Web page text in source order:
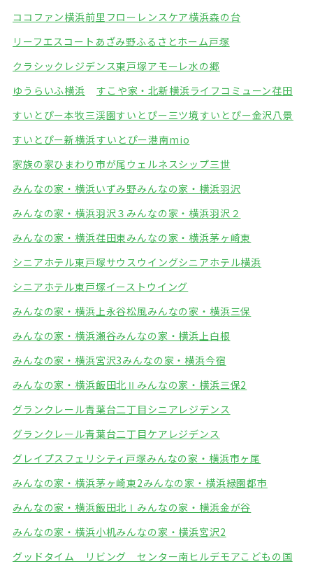
ココファン横浜前里 フローレンスケア横浜森の台
リーフエスコートあざみ野ふるさとホーム戸塚
クラシックレジデンス東戸塚アモーレ水の郷
ゆうらいふ横浜
すこや家・北新横浜ライフコミューン荏田
すいとぴー本牧三渓園すいとぴー三ツ境すいとぴー金沢八景
すいとぴー新横浜すいとぴー港南mio
家族の家ひまわり市が尾 ウェルネスシップ三世
みんなの家・横浜いずみ野みんなの家・横浜羽沢
みんなの家・横浜羽沢３ みんなの家・横浜羽沢２
みんなの家・横浜荏田東みんなの家・横浜茅ヶ崎東
シニアホテル東戸塚サウスウイングシニアホテル横浜
シニアホテル東戸塚イーストウイング
みんなの家・横浜上永谷松風みんなの家・横浜三保
みんなの家・横浜瀬谷みんなの家・横浜上白根
みんなの家・横浜宮沢3みんなの家・横浜今宿
みんなの家・横浜飯田北Ⅱ みんなの家・横浜三保2
グランクレール青葉台二丁目シニアレジデンス
グランクレール青葉台二丁目ケアレジデンス
グレイプスフェリシティ戸塚みんなの家・横浜市ヶ尾
みんなの家・横浜茅ヶ崎東2みんなの家・横浜緑園都市
みんなの家・横浜飯田北Ⅰ みんなの家・横浜金が谷
みんなの家・横浜小机みんなの家・横浜宮沢2
グッドタイム リビング センター南 ヒルデモアこどもの国